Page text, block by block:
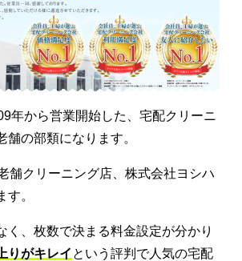
年から営業開始した、宅配クリーニ
舗の部類になります。
舗クリーニング店、株式会社ヨシハ
す。
く、枚数で決まる料金設定が分かり
りがキレイ という評判で人気の宅配